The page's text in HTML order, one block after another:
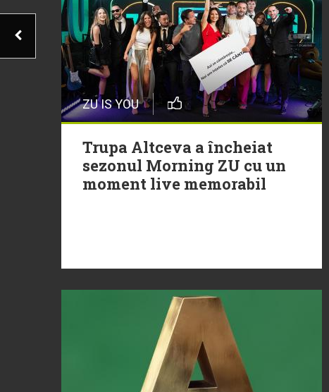
ZU IS YOU
Trupa Altceva a încheiat
sezonul Morning ZU cu un
moment live memorabil